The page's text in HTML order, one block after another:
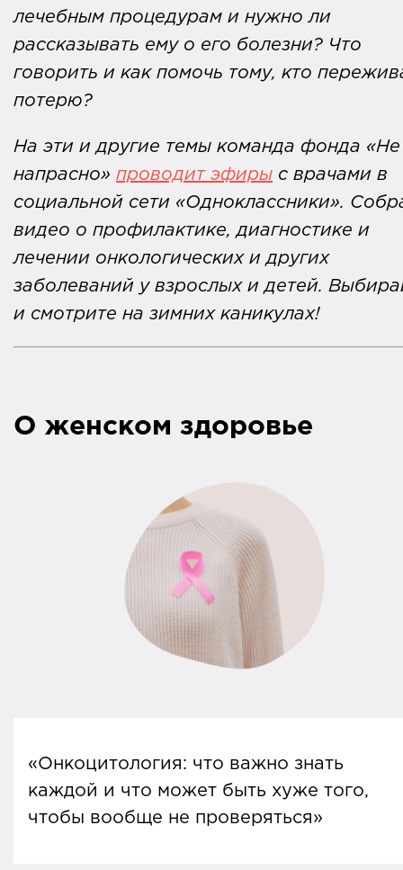
лечебным процедурам и нужно ли
рассказывать ему о его болезни? Что
говорить и как помочь тому, кто
потерю?
На эти и другие темы команда фонда «Не
напрасно» проводит эфиры с врачами в
социальной сети «Одноклассники».
видео о профилактике, диагностике и
лечении онкологических и других
заболеваний у взрослых и детей.
и смотрите на зимних каникулах!
О женском здоровье
«Онкоцитология: что важно знать
каждой и что может быть хуже того,
чтобы вообще не проверяться»